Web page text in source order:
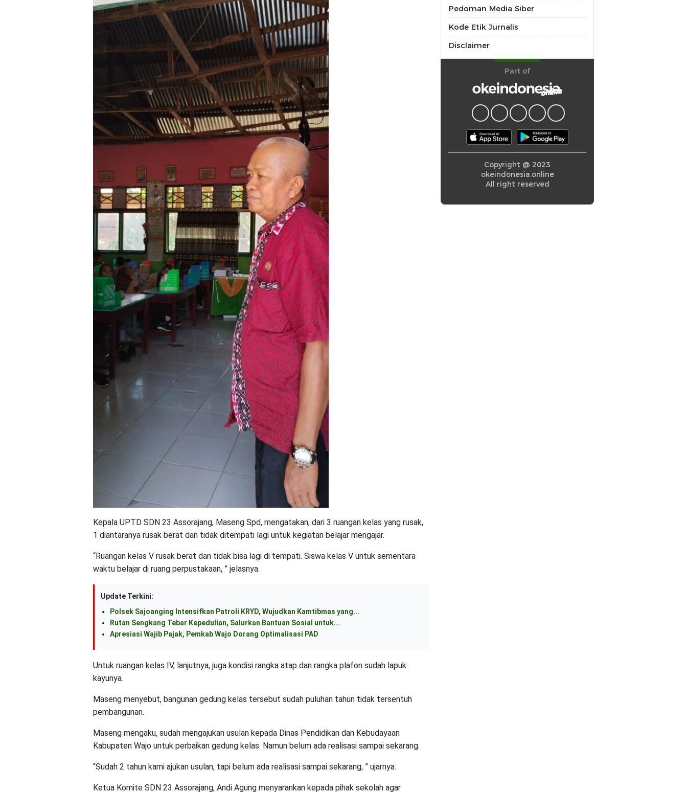
Kepala UPTD SDN 23 Assorajang, Maseng Spd, mengatakan, dari 3 ruangan kelas yang rusak,
1 diantaranya rusak berat dan tidak ditempati lagi untuk kegiatan belajar mengajar.
“Ruangan kelas V rusak berat dan tidak bisa lagi di tempati. Siswa kelas V untuk sementara
waktu belajar di ruang perpustakaan, ” jelasnya.
Update Terkini:
Polsek Sajoanging Intensifkan Patroli KRYD, Wujudkan Kamtibmas yang...
Rutan Sengkang Tebar Kepedulian, Salurkan Bantuan Sosial untuk...
Apresiasi Wajib Pajak, Pemkab Wajo Dorang Optimalisasi PAD
Untuk ruangan kelas IV, lanjutnya, juga kondisi rangka atap dan rangka plafon sudah lapuk
kayunya.
Maseng menyebut, bangunan gedung kelas tersebut sudah puluhan tahun tidak tersentuh
pembangunan.
Maseng mengaku, sudah mengajukan usulan kepada Dinas Pendidikan dan Kebudayaan
Kabupaten Wajo untuk perbaikan gedung kelas. Namun belum ada realisasi sampai sekarang.
“Sudah 2 tahun kami ajukan usulan, tapi belum ada realisasi sampai sekarang, ” ujarnya.
Ketua Komite SDN 23 Assorajang, Andi Agung menyarankan kepada pihak sekolah agar
Pedoman Media Siber
Kode Etik Jurnalis
Disclaimer
Part of
Copyright @ 2023
okeindonesia.online
All right reserved